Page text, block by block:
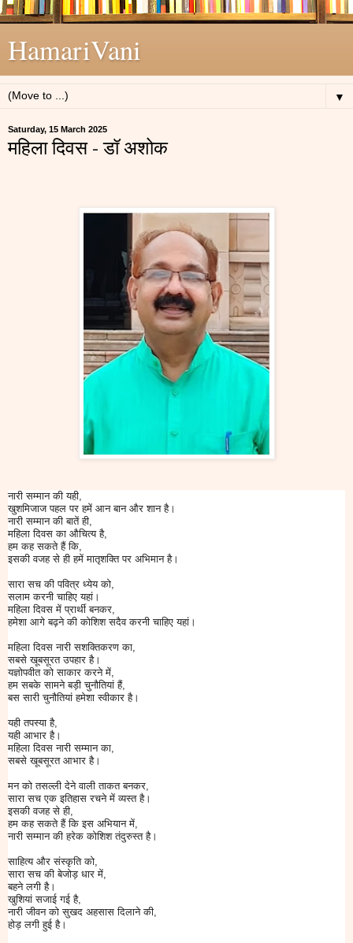
HamariVani
▼
Saturday, 15 March 2025
महिला दिवस - डॉ अशोक
नारी सम्मान की यही,
खुशमिजाज पहल पर हमें आन बान और शान है।
नारी सम्मान की बातें ही,
महिला दिवस का औचित्य है,
हम कह सकते हैं कि,
इसकी वजह से ही हमें मातृशक्ति पर अभिमान है।
सारा सच की पवित्र ध्येय को,
सलाम करनी चाहिए यहां।
महिला दिवस में प्रार्थी बनकर,
हमेशा आगे बढ़ने की कोशिश सदैव करनी चाहिए यहां।
महिला दिवस नारी सशक्तिकरण का,
सबसे खूबसूरत उपहार है।
यज्ञोपवीत को साकार करने में,
हम सबके सामने बड़ी चुनौतियां हैं,
बस सारी चुनौतियां हमेशा स्वीकार है।
यही तपस्या है,
यही आभार है।
महिला दिवस नारी सम्मान का,
सबसे खूबसूरत आभार है।
मन को तसल्ली देने वाली ताकत बनकर,
सारा सच एक इतिहास रचने में व्यस्त है।
इसकी वजह से ही,
हम कह सकते हैं कि इस अभियान में,
नारी सम्मान की हरेक कोशिश तंदुरुस्त है।
साहित्य और संस्कृति को,
सारा सच की बेजोड़ धार में,
बहने लगी है।
खुशियां सजाई गई है,
नारी जीवन को सुखद अहसास दिलाने की,
होड़ लगी हुई है।